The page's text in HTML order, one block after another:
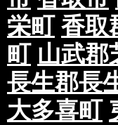
栄町 香取
町 山武郡
長生郡長
大多喜町